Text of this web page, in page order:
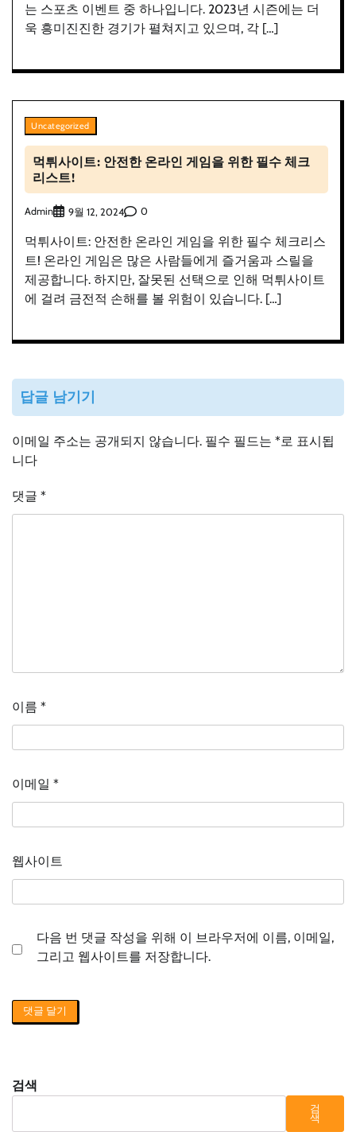
는 스포츠 이벤트 중 하나입니다. 2023년 시즌에는 더
욱 흥미진진한 경기가 펼쳐지고 있으며, 각 […]
Uncategorized
먹튀사이트: 안전한 온라인 게임을 위한 필수 체크
리스트!
Admin 9월 12, 2024 0
먹튀사이트: 안전한 온라인 게임을 위한 필수 체크리스
트! 온라인 게임은 많은 사람들에게 즐거움과 스릴을
제공합니다. 하지만, 잘못된 선택으로 인해 먹튀사이트
에 걸려 금전적 손해를 볼 위험이 있습니다. […]
답글 남기기
이메일 주소는 공개되지 않습니다. 필수 필드는 * 로 표시됩
니다
댓글 *
이름 *
이메일 *
웹사이트
다음 번 댓글 작성을 위해 이 브라우저에 이름, 이메일,
그리고 웹사이트를 저장합니다.
검색
검
색